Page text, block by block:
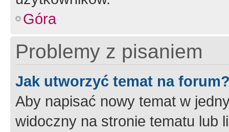
Góra
Problemy z pisaniem
Jak utworzyć temat na
Aby napisać nowy temat w
widoczny na stronie tematu lub